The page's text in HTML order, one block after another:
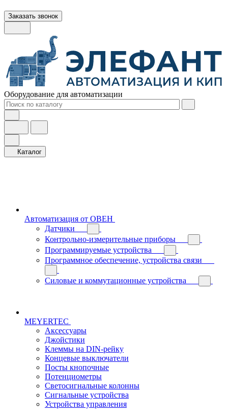
Заказать звонок
Оборудование для автоматизации
Каталог
Автоматизация от ОВЕН
Датчики
Контрольно-измерительные приборы
Программируемые устройства
Программное обеспечение, устройства связи
Силовые и коммутационные устройства
MEYERTEC
Аксессуары
Джойстики
Клеммы на DIN-рейку
Концевые выключатели
Посты кнопочные
Потенциометры
Светосигнальные колонны
Сигнальные устройства
Устройства управления